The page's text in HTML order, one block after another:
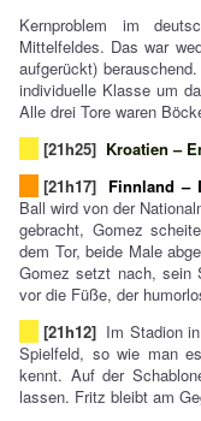
Kernproblem im
Mittelfeldes. Das war
aufgerückt)
individuelle Klasse um
Alle drei Tore waren
[21h25] Kroatien –
[21h17] Finnland –
Ball wird von der
gebracht, Gomez
dem Tor, beide Male
Gomez setzt nach, sein
vor die Füße, der
[21h12] Im Stadion
Spielfeld, so wie man
kennt. Auf der
lassen. Fritz bleibt am